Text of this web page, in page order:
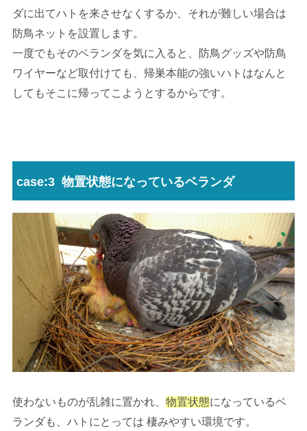
ダに出てハトを来させなくするか、それが難しい場合は
防鳥ネットを設置します。
一度でもそのベランダを気に入ると、防鳥グッズや防鳥
ワイヤーなど取付けても、帰巣本能の強いハトはなんと
してもそこに帰ってこようとするからです。
case:3 物置状態になっているベランダ
使わないものが乱雑に置かれ、 物置状態になっているベ
ランダも、ハトにとっては 棲みやすい環境です。